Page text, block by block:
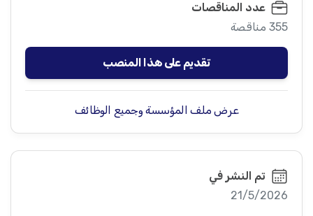
عدد المناقصات
355 مناقصة
تقديم على هذا المنصب
عرض ملف المؤسسة وجميع الوظائف
تم النشر في
21/5/2026